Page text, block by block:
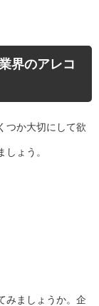
界のアレコ
つか大切にして欲
ょう。
みましょうか。企